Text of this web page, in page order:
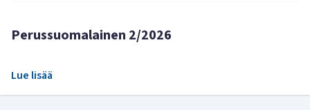
Perussuomalainen 2/2026
Lue lisää